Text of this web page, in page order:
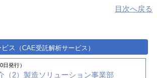
CAMシステム GRADE/HULLのご紹介
利用した設計
様
）」による艤
発行）
造船業における3D活用状況
目次へ戻る
ス （CAE受託解析サービス）
日発行）
（2）製造ソリューション事業部